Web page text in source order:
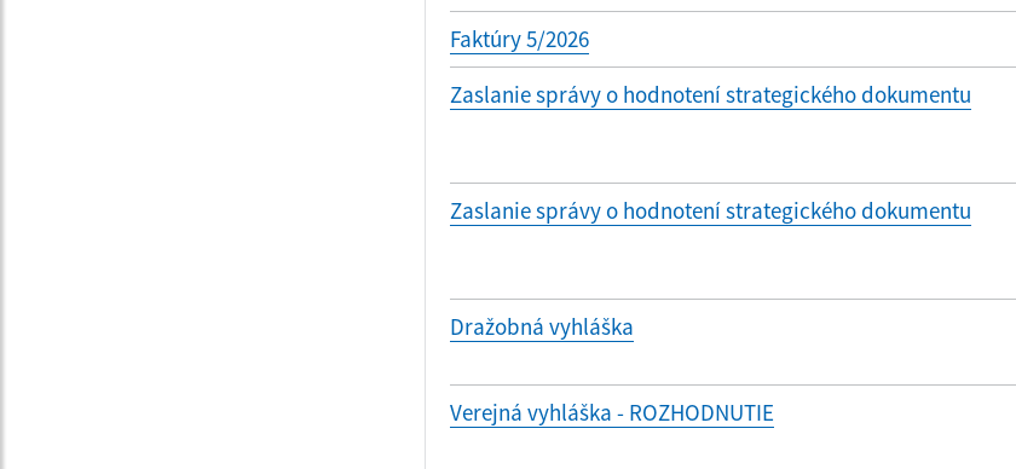
Faktúry 5/2026
Zaslanie správy o hodnotení strategického dokumentu
Zaslanie správy o hodnotení strategického dokumentu
Dražobná vyhláška
Verejná vyhláška - ROZHODNUTIE